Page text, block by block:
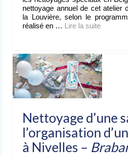
nettoyage annuel de cet atelier
la Louvière, selon le
réalisé en … Lire la suite­­
Nettoyage d’une
l’organisation
à Nivelles –